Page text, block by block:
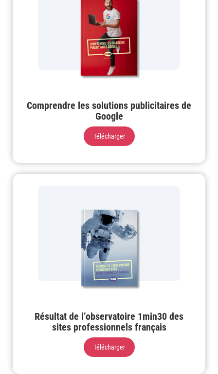
Comprendre les solutions publicitaires de
Google
Télécharger
Résultat de l’observatoire 1min30 des
sites professionnels français
Télécharger